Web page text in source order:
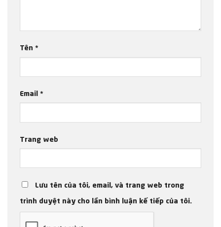
Tên *
Email *
Trang web
Lưu tên của tôi, email, và trang web trong
trình duyệt này cho lần bình luận kế tiếp của tôi.